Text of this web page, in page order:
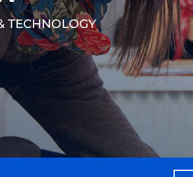
TECHNOLOGY